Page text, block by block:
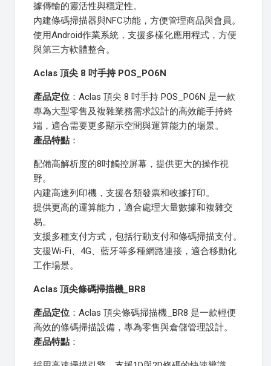
據傳輸的靈活性與穩定性。
內建條碼掃描器與NFC功能，方便管理商品與會員。
使用Android作業系統，支援多樣化應用程式，方便
與第三方軟體整合。
Aclas 頂尖 8 吋手持 POS_PO6N
產品定位 ：Aclas 頂尖 8 吋手持 POS_PO6N 是一款
專為大型零售及複雜業務需求設計的高效能手持終
端，適合需要更多顯示空間與運算能力的場景。
產品特點 ：
配備高解析度的8吋觸控屏幕，提供更大的操作視
野。
內建高速列印機，支援各類發票和收據打印。
提供更高的運算能力，適合處理大量數據和複雜交
易。
支援多種支付方式，包括行動支付和條碼掃描支付。
支援Wi-Fi、4G、藍牙等多種網路連接，適合移動化
工作場景。
Aclas 頂尖條碼掃描機_BR8
產品定位 ：Aclas 頂尖條碼掃描機_BR8 是一款輕便
高效的條碼掃描設備，專為零售與倉儲管理設計。
產品特點 ：